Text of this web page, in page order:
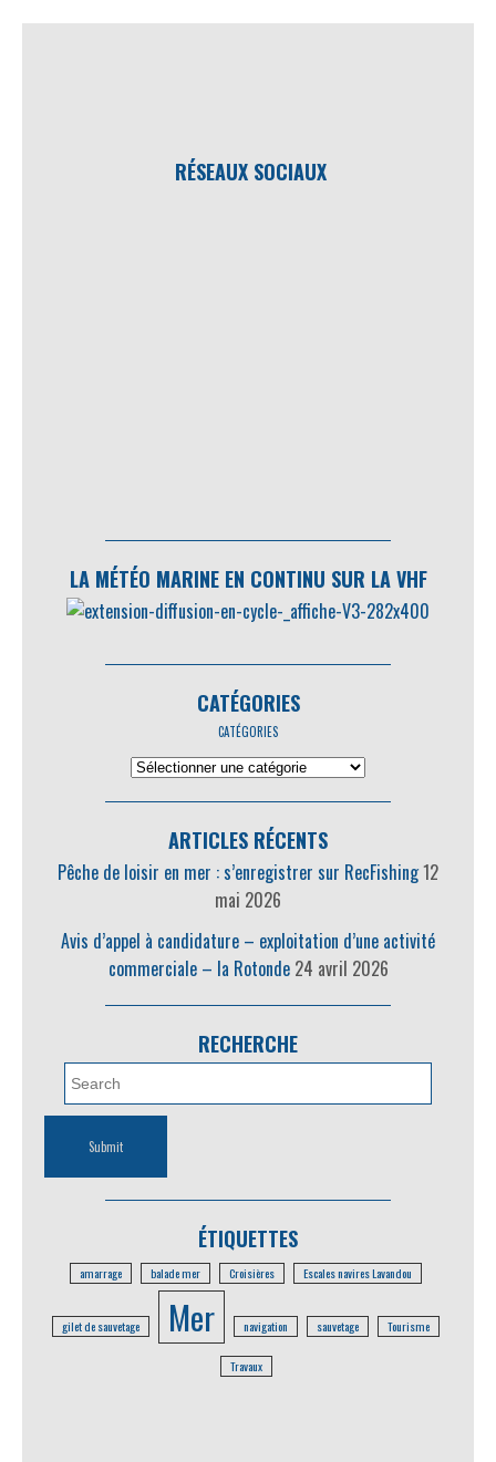
RÉSEAUX SOCIAUX
LA MÉTÉO MARINE EN CONTINU SUR LA VHF
CATÉGORIES
CATÉGORIES
ARTICLES RÉCENTS
Pêche de loisir en mer : s’enregistrer sur RecFishing12
mai 2026
Avis d’appel à candidature – exploitation d’une activité
commerciale – la Rotonde 24 avril 2026
RECHERCHE
ÉTIQUETTES
amarrage balade mer Croisières Escales navires Lavandou
gilet de sauvetage Mer navigation sauvetage Tourisme
Travaux